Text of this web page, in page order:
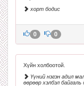
хорт бодис
0 0
Хүйн холбоотой.
Үүний нэгэн адил
өөрөөр хэлбэл